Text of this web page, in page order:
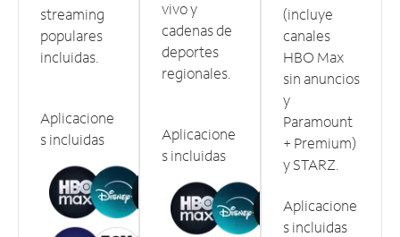
streaming
populares
incluidas.
Aplicacione
s incluidas
vivo y
cadenas de
deportes
regionales.
Aplicacione
s incluidas
(incluye
canales
HBO Max
sin anuncios
y
Paramount
+ Premium)
y STARZ.
Aplicacione
s incluidas